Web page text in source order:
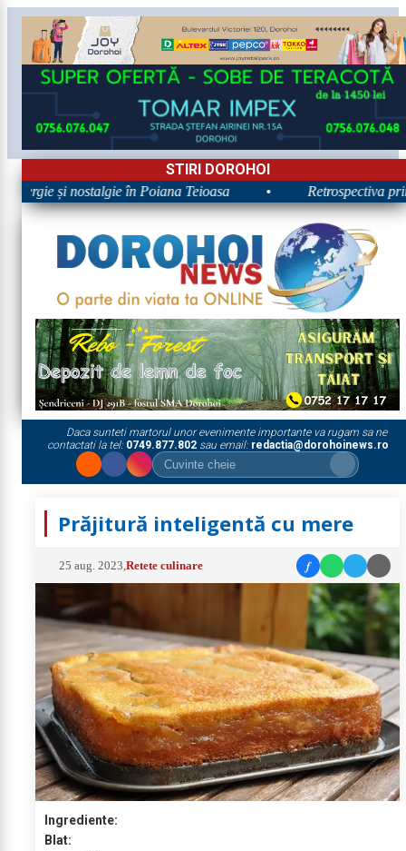
STIRI DOROHOI
și nostalgie în Poiana Teioasa Retrospectiva
Daca sunteti martorul unor evenimente importante va rugam sa ne
contactati la tel: 0749.877.802sau email: redactia@dorohoinews.ro
Prăjitură inteligentă cu mere
25 aug. 2023 ,Retete culinare f
Ingrediente:
Blat: